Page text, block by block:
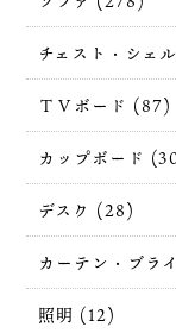
チェスト・シェ
ＴＶボード (87)
カップボード
デスク (28)
カーテン・ブラ
照明 (12)